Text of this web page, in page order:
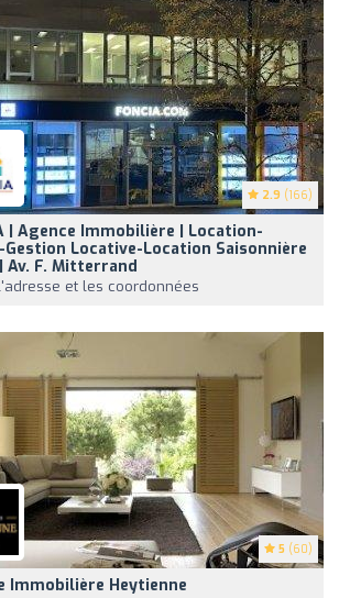
2.9 (166)
| Agence Immobilière | Location-
Gestion Locative-Location Saisonnière
| Av. F. Mitterrand
et les coordonnées
5 (60)
Immobilière Heytienne